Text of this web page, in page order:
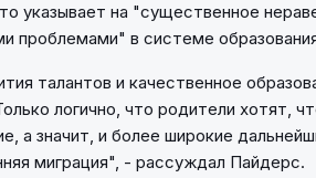
указывает на "существенное
проблемами" в системе
талантов и качественное
логично, что родители хотят,
а значит, и более широкие
миграция", - рассуждал Пайдерс.